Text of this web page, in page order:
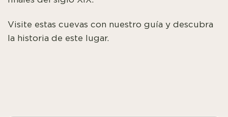
Visite estas cuevas con nuestro guía y descubra
la historia de este lugar.